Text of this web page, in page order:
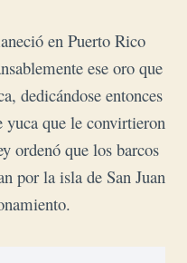
en Puerto Rico
ese oro que
dedicándose entonces
yuca que le convirtieron
ordenó que los barcos
por la isla de San Juan